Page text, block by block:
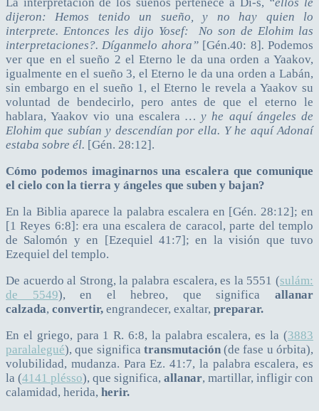
La interpretación de los sueños pertenece a Di-s, “ellos le
dijeron: Hemos tenido un sueño, y no hay quien lo
interprete. Entonces les dijo Yosef: No son de Elohim las
interpretaciones?. Díganmelo ahora” [Gén.40: 8] .Podemos
ver que en el sueño 2 el Eterno le da una orden a Yaakov,
igualmente en el sueño 3, el Eterno le da una orden a Labán,
sin embargo en el sueño 1, el Eterno le revela a Yaakov su
voluntad de bendecirlo, pero antes de que el eterno le
hablara, Yaakov vio una escalera … y he aquí ángeles de
Elohim que subían y descendían por ella. Y he aquí Adonaí
estaba sobre él. [Gén. 28:12].
Cómo podemos imaginarnos una escalera que comunique
el cielo con la tierra y ángeles que suben y bajan?
En la Biblia aparece la palabra escalera en [Gén. 28:12]; en
[1 Reyes 6:8]: era una escalera de caracol, parte del templo
de Salomón y en [Ezequiel 41:7]; en la visión que tuvo
Ezequiel del templo.
De acuerdo al Strong, la palabra escalera, es la 5551 (sulám:
de 5549), en el hebreo, que significaallanar
calzada, convertir, engrandecer, exaltar, preparar.
En el griego, para 1 R. 6:8, la palabra escalera, es la (3883
paralalegué), que significa transmutación(de fase u órbita),
volubilidad, mudanza. Para Ez. 41:7, la palabra escalera, es
la (4141 plésso), que significa, allanar, martillar, infligir con
calamidad, herida, herir.